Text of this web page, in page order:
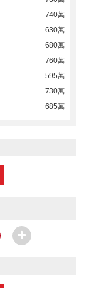
740萬
630萬
680萬
760萬
595萬
730萬
685萬